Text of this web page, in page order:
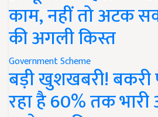
काम, नहीं तो अटक
की अगली किस्त
Government Scheme
बड़ी खुशखबरी! बकरी
रहा है 60% तक